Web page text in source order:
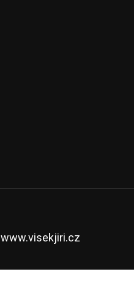
www.visekjiri.cz